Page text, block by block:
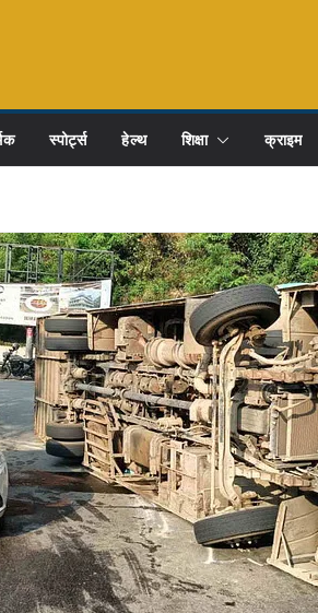
स्पोर्ट्स हेल्थ शिक्षा क्राइम